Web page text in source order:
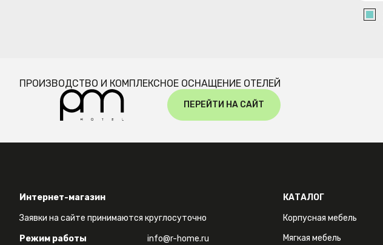
ПРОИЗВОДСТВО И КОМПЛЕКСНОЕ ОСНАЩЕНИЕ ОТЕЛЕЙ
ПЕРЕЙТИ НА САЙТ
Интернет-магазин
Заявки на сайте принимаются круглосуточно
Режим работы
info@r-home.ru
КАТАЛОГ
Корпусная мебель
Мягкая мебель